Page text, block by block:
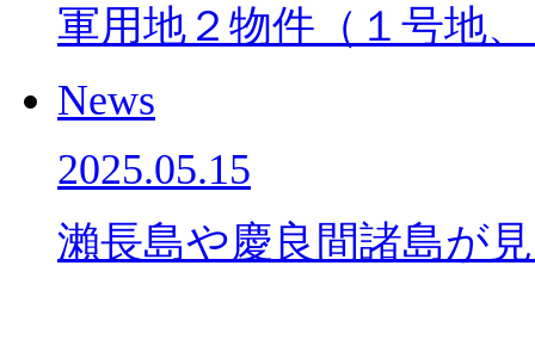
軍用地２物件（１号地
News
2025.05.15
瀨長島や慶良間諸島が